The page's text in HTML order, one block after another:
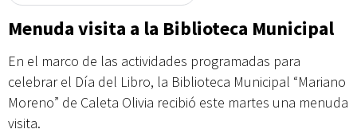
Menuda visita a la Biblioteca Municipal
En el marco de las actividades programadas para
celebrar el Día del Libro, la Biblioteca Municipal “Mariano
Moreno” de Caleta Olivia recibió este martes una menuda
visita.